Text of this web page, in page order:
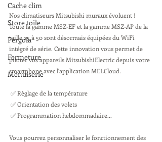
Cache clim
Store toile
Pergola
Fermeture
Menuiserie
Nos climatiseurs Mitsubishi muraux évoluent !
Toute la gamme MSZ-EF et la gamme MSZ-AP de la
taille 25 à 50 sont désormais équipées du WiFi
intégré de série. Cette innovation vous permet de
piloter vos appareils MitsubishiElectric depuis votre
smartphone avec l'application MELCloud.
✅ Règlage de la température
✅ Orientation des volets
✅ Programmation hebdommadaire...
Vous pourrez personnaliser le fonctionnement des